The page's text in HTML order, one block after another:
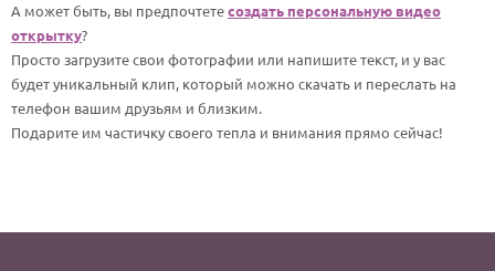
Пожелания
По именам
По годам
А может быть, вы предпочтетесоздать персональную видео
открытку?
Просто загрузите свои фотографии или напишите текст, и у вас
будет уникальный клип, который можно скачать и переслать на
телефон вашим друзьям и близким.
Подарите им частичку своего тепла и внимания прямо сейчас!